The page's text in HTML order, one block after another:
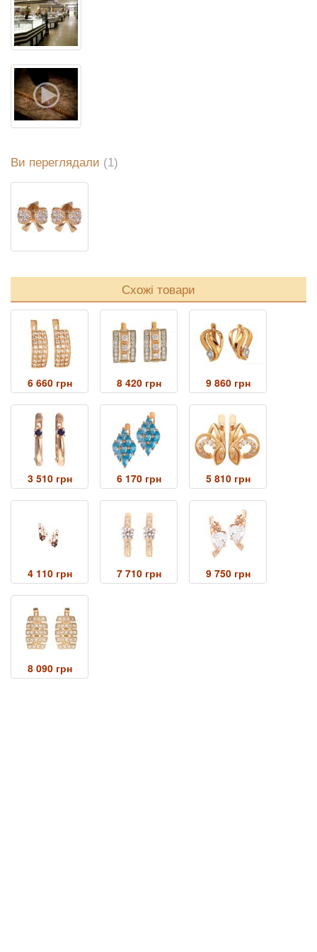
Ви переглядали (1)
Схожі товари
6 660 грн 8 420 грн 9 860 грн
3 510 грн 6 170 грн 5 810 грн
4 110 грн 7 710 грн 9 750 грн
8 090 грн